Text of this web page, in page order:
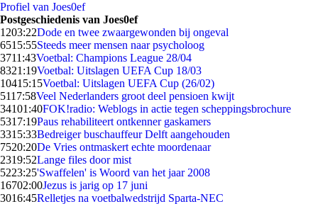
Profiel van Joes0ef
Postgeschiedenis van Joes0ef
1203:22Dode en twee zwaargewonden bij ongeval
6515:55Steeds meer mensen naar psycholoog
3711:43Voetbal: Champions League 28/04
8321:19Voetbal: Uitslagen UEFA Cup 18/03
10415:15Voetbal: Uitslagen UEFA Cup (26/02)
5117:58Veel Nederlanders groot deel pensioen kwijt
34101:40FOK!radio: Weblogs in actie tegen scheppingsbrochure
5317:19Paus rehabiliteert ontkenner gaskamers
3315:33Bedreiger buschauffeur Delft aangehouden
7520:20De Vries ontmaskert echte moordenaar
2319:52Lange files door mist
5223:25'Swaffelen' is Woord van het jaar 2008
16702:00Jezus is jarig op 17 juni
3016:45Relletjes na voetbalwedstrijd Sparta-NEC